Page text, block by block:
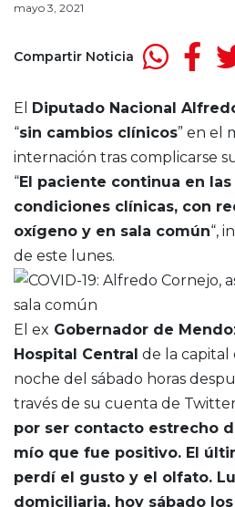
mayo 3, 2021
Compartir Noticia
El Diputado Nacional
“sin cambios clínicos” en el
internación tras complicarse
“El paciente continua en
condiciones clínicas, con
oxígeno y en sala común“,
de este lunes.
El ex Gobernador de
Hospital Central de la capital
noche del sábado horas
través de su cuenta de
por ser contacto estrecho
mío que fue positivo. El
perdí el gusto y el olfato.
domiciliaria, hoy sábado